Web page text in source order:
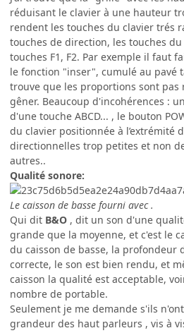
réduisant le clavier à une hauteur
rendent les touches du clavier trés
touches de direction, les touches
touches F1, F2. Par exemple il faut
le fonction "inser", cumulé au pavé
trouve que les proportions sont pas
gêner. Beaucoup d'incohérences :
d'une touche ABCD... , le bouton
du clavier positionnée à l’extrémité
directionnelles trop petites et non
autres..
Qualité sonore:
Le caisson de basse fourni avec .
Qui dit B&O , dit un son d'une
grande que la moyenne, et c'est le
du caisson de basse, la profondeur
correcte, le son est bien rendu, et
caisson la qualité est acceptable,
nombre de portable.
Seulement je me demande s'ils
grandeur des haut parleurs , vis à